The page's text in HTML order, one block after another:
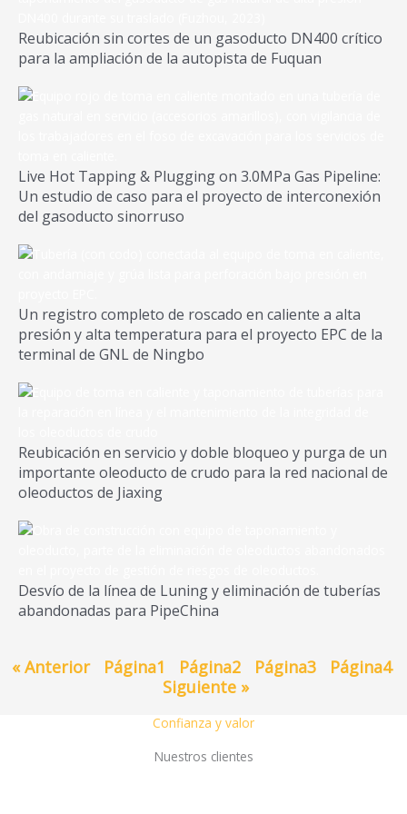
Reubicación sin cortes de un gasoducto DN400 crítico
para la ampliación de la autopista de Fuquan
Live Hot Tapping & Plugging on 3.0MPa Gas Pipeline:
Un estudio de caso para el proyecto de interconexión
del gasoducto sinorruso
Un registro completo de roscado en caliente a alta
presión y alta temperatura para el proyecto EPC de la
terminal de GNL de Ningbo
Reubicación en servicio y doble bloqueo y purga de un
importante oleoducto de crudo para la red nacional de
oleoductos de Jiaxing
Desvío de la línea de Luning y eliminación de tuberías
abandonadas para PipeChina
« Anterior Página1 Página2 Página3 Página4
Siguiente »
Confianza y valor
Nuestros clientes